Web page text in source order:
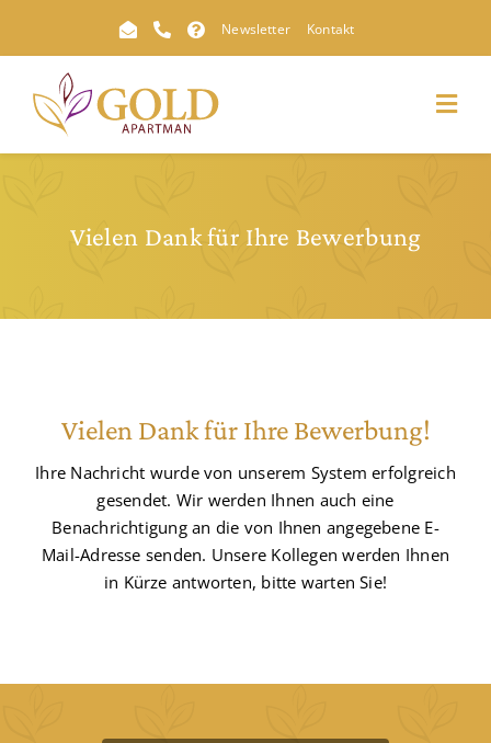
Newsletter Kontakt
Vielen Dank für Ihre Bewerbung
Vielen Dank für Ihre Bewerbung!
Ihre Nachricht wurde von unserem System erfolgreich
gesendet. Wir werden Ihnen auch eine
Benachrichtigung an die von Ihnen angegebene E-
Mail-Adresse senden. Unsere Kollegen werden Ihnen
in Kürze antworten, bitte warten Sie!